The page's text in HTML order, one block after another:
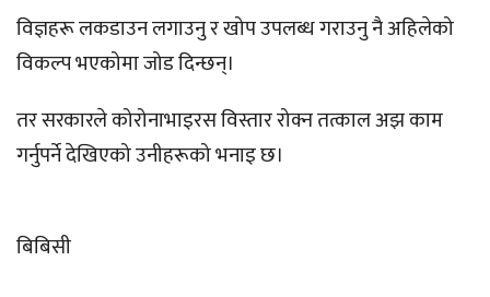
विज्ञहरू लकडाउन लगाउनु र खोप उपलब्ध गराउनु नै अहिलेको
विकल्प भएकोमा जोड दिन्छन्।
तर सरकारले कोरोनाभाइरस विस्तार रोक्न तत्काल अझ काम
गर्नुपर्ने देखिएको उनीहरूको भनाइ छ।
बिबिसी